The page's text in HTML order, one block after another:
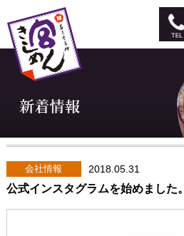
会社情報 2018.05.31
公式インスタグラムを始めました。